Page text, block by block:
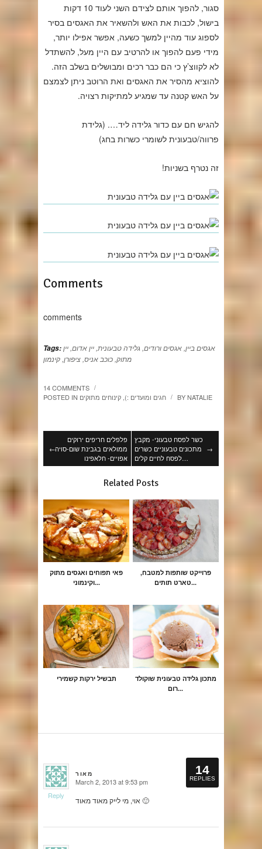
סגור, להפוך אותם לצידם השני לעוד 10 דקות
בישול, לכבות את האש ולהשאיר את האגסים בסיר
לספוג עוד מהיין למשך כשעה, אפשר אפילו יותר,
מידי פעם להפוך או להרטיב עם היין מעל, להשתדל
לא לקווצ’ץ כי הם כבר רכים ומבושלים בשלב הזה.
להוציא מהסיר את האגסים ואת הרוטב ניתן לצמצם
על האש קטנה עד שמגיע למתיקות רצויה.
להגיש חם עם כדור גלידה ליד…. (גלידת
פרווה/טבעונית לשומרי כשרות בחג)
זה נטרף בשניות!
Comments
comments
Tags: אגסים ביין, אגסים ורודים, גלידה טבעונית, יין אדום, יין
מתוק, כוכב אניס, ציפורן, קינמון
14 COMMENTS /
POSTED IN חגים ומועדים :) קינוחים מתוקים / BYNATALIE
←
פלפלים חריפים ירוקים
ממולאים בגבינת שום-סויה
אפויים- חלאפינו
כשר לפסח טבעוני- מקבץ
מתכונים טבעוניים כשרים
לפסח לחיים קלים…
→
Related Posts
פאי תפוחים ואגסים מתוק
וקינמוני...
פרוייקט שותפות למטבח,
טארט תותים...
תבשיל ירקות קשמירי
מתכון גלידה טבעונית שוקולד
רום...
14
REPLIES
מאור
says: March 2, 2013 at 9:53 pm
אוי, מי לייק מאוד מאוד 🙂 Reply